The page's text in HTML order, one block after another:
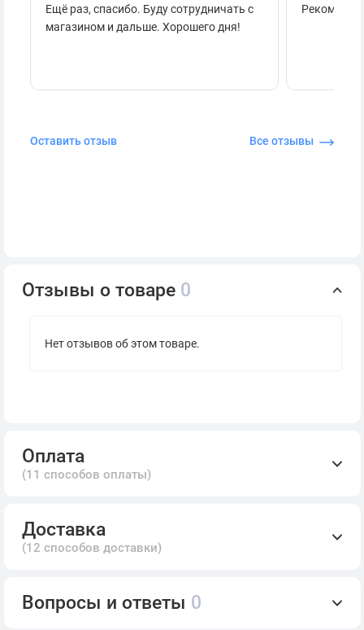
Ещё раз, спасибо. Буду сотрудничать с
магазином и дальше. Хорошего дня!
Оставить отзыв Все отзывы
Отзывы о товаре 0
Нет отзывов об этом товаре.
Оплата
(11 способов оплаты)
Доставка
(12 способов доставки)
Вопросы и ответы 0